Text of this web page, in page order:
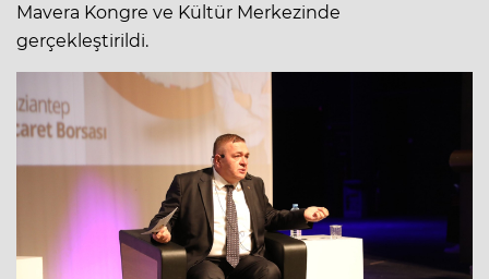
Mavera Kongre ve Kültür Merkezinde
gerçekleştirildi.